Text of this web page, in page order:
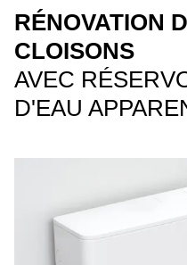
RÉNOVATION
CLOISONS
AVEC
D'EAU